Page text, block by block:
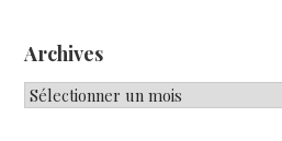
Archives
Archives